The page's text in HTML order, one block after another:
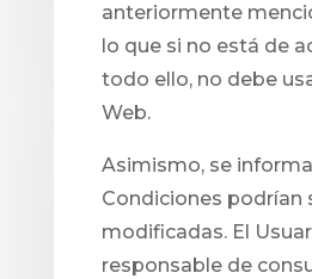
anteriormente
lo que si no está de
todo ello, no debe
Web.
Asimismo, se
Condiciones podrían
modificadas. El
responsable de